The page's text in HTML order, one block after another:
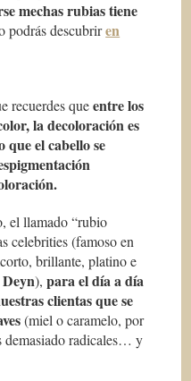
mechas rubias tiene
podrás descubriren
recuerdes queentre los
la decoloración es
que elcabello se
el llamado “rubio
celebrities (famoso en
brillante, platino e
),para el día a día
clientas que se
(miel o caramelo, por
demasiado radicales… y